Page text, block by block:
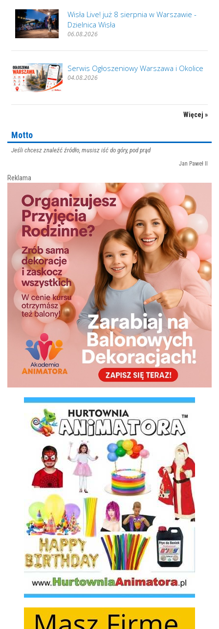
Wisła Live! już 8 sierpnia w Warszawie -
Dzielnica Wisła
06.08.2026
Serwis Ogłoszeniowy Warszawa i Okolice
04.08.2026
Więcej »
Motto
Jeśli chcesz znaleźć źródło, musisz iść do góry, pod prąd
Jan Paweł II
Reklama